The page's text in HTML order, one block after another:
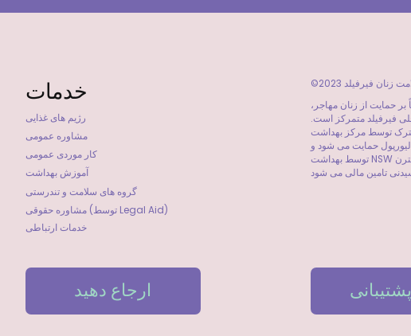
خدمات
رژیم های غذایی
مشاوره عمومی
کار موردی عمومی
آموزش بهداشت
گروه های سلامت و تندرستی
مشاوره حقوقی (توسط Legal Aid)
خدمات ارتباطی
حمایت از زنان مهاجر،
فیرفیلد متمرکز است.
توسط مرکز بهداشت
حمایت می شود و
توسط بهداشت NSW از طریق ناحیه بهداشت محلی ساوت وسترن
زنان فیرفیلد
ارجاع دهید